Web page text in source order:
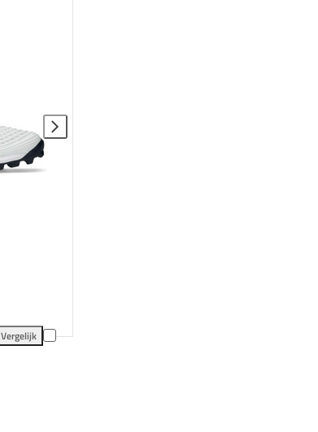
Vergelijk
ASICS Field Ultimate FF 2 Heren toevoegen aan vergelijking